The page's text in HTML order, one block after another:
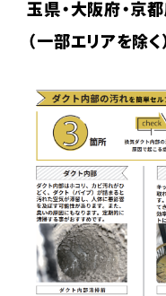
玉県・大阪府・京
（一部エリアを除く